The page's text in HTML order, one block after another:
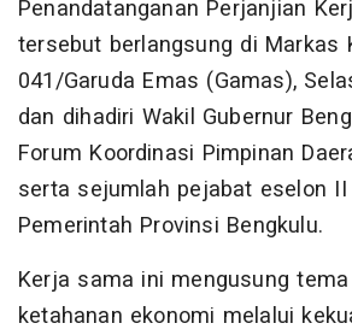
Penandatanganan Perjanjian
tersebut berlangsung di Markas
041/Garuda Emas (Gamas),
dan dihadiri Wakil Gubernur
Forum Koordinasi Pimpinan
serta sejumlah pejabat eselon
Pemerintah Provinsi Bengkulu.
Kerja sama ini mengusung
ketahanan ekonomi melalui